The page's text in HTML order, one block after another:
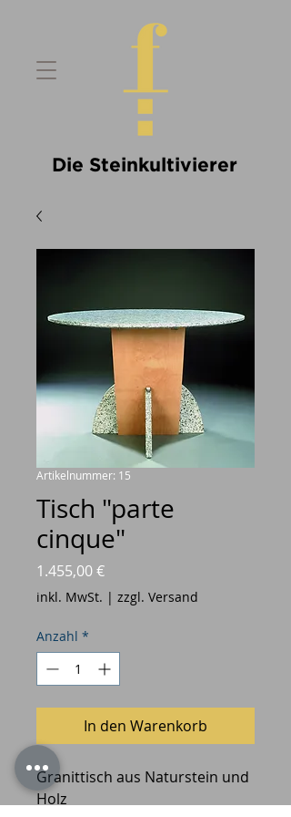
Die Steinkultivierer
Artikelnummer: 15
Tisch "parte
cinque"
1.455,00 €Preis
inkl. MwSt. | zzgl. Versand
Anzahl *
In den Warenkorb
Granittisch aus Naturstein und
Holz